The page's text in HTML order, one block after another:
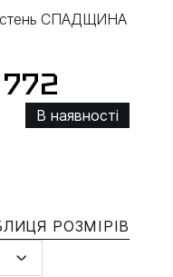
СПАДЩИНА ДА
В наявності
РОЗМІРІВ